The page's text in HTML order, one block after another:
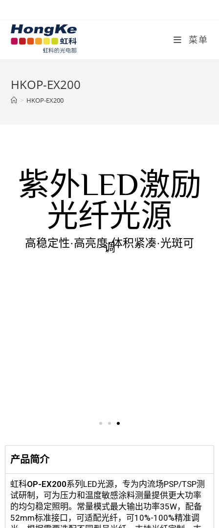
菜单
HKOP-EX200
> HKOP-EX200
紫外LED激励
光纤光源
高稳定性·高亮度·体积紧凑·光斑可
调
产品简介
虹科OP-EX200系列LED光源，专为内流场PSP/TSP测
试研制，可为压力和温度敏感涂料测量提供更大功率
的均匀稳定照明。常量模式最大输出功率35W，配备
52mm标准接口，可适配光纤，可10%-100%精准调